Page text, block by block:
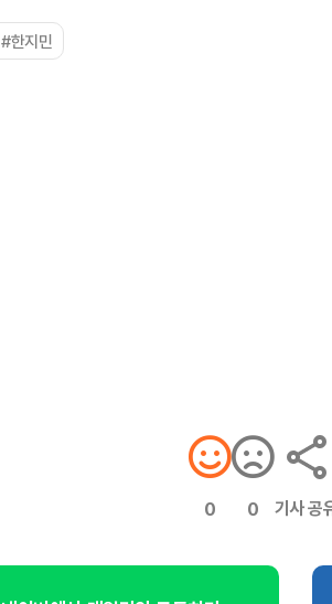
#한지민
0 0 기사 공